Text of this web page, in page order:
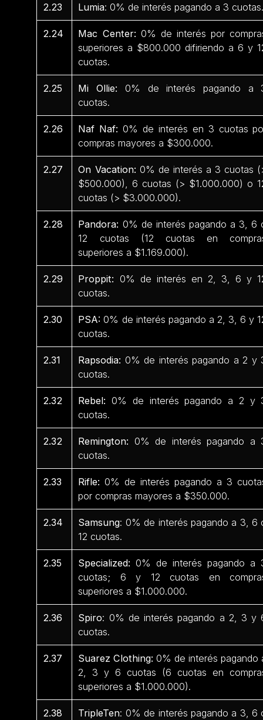
2.23 Lumia: 0% de interés pagando a 3
2.24 Mac Center: 0% de interés por
superiores a $800.000 difiriendo a 6 y
cuotas.
2.25 Mi Ollie: 0% de interés pagando a
cuotas.
2.26 Naf Naf: 0% de interés en 3 cuotas
compras mayores a $300.000.
2.27 On Vacation: 0% de interés a 3 cuotas
$500.000), 6 cuotas (> $1.000.000) o
cuotas (> $3.000.000).
2.28 Pandora: 0% de interés pagando a 3, 6
12 cuotas (12 cuotas en
superiores a $1.169.000).
2.29 Proppit: 0% de interés en 2, 3, 6 y
cuotas.
2.30 PSA: 0% de interés pagando a 2, 3, 6 y
cuotas.
2.31 Rapsodia: 0% de interés pagando a 2 y
cuotas.
2.32 Rebel: 0% de interés pagando a 2 y
cuotas.
2.32 Remington: 0% de interés pagando a
cuotas.
2.33 Rifle:0% de interés pagando a 3
por compras mayores a $350.000.
2.34 Samsung: 0% de interés pagando a 3, 6
12 cuotas.
2.35 Specialized: 0% de interés pagando a
cuotas; 6 y 12 cuotas en
superiores a $1.000.000.
2.36 Spiro: 0% de interés pagando a 2, 3 y
cuotas.
2.37 Suarez Clothing: 0% de interés pagando
2, 3 y 6 cuotas (6 cuotas en
superiores a $1.000.000).
2.38 TripleTen: 0% de interés pagando a 3, 6